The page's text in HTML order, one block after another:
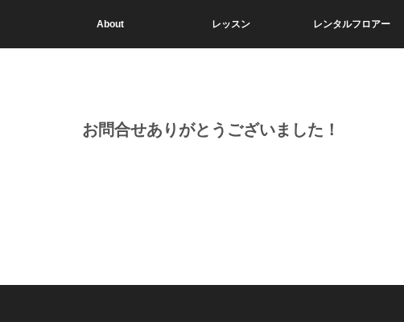
About レッスン レンタルフロアー
お問合せありがとうございました！